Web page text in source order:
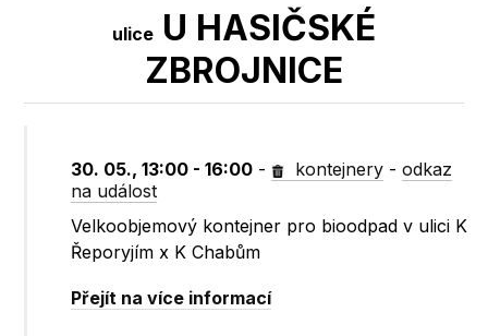
ulice U HASIČSKÉ
ZBROJNICE
30. 05., 13:00 - 16:00 - kontejnery -odkaz
na událost
Velkoobjemový kontejner pro bioodpad v ulici K
Řeporyjím x K Chabům
Přejít na více informací